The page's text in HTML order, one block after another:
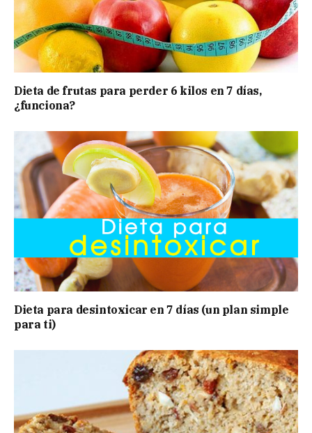
Dieta de frutas para perder 6 kilos en 7 días,
¿funciona?
Dieta para desintoxicar en 7 días (un plan simple
para ti)